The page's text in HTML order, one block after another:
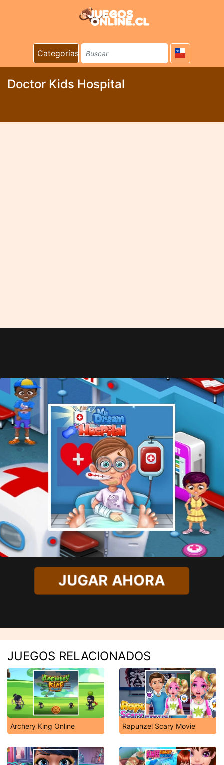
Categorías
Doctor Kids Hospital
JUGAR AHORA
JUEGOS RELACIONADOS
Archery King Online Rapunzel Scary Movie